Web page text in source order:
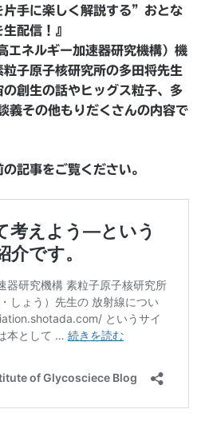
片手に楽しく解説する”おとな
配信！』
エネルギー加速器研究機構）機
子原子核研究所の多田将先生
創生の話やヒッグス粒子、多
義その他もりだくさんの内容で
記事をご覧ください。